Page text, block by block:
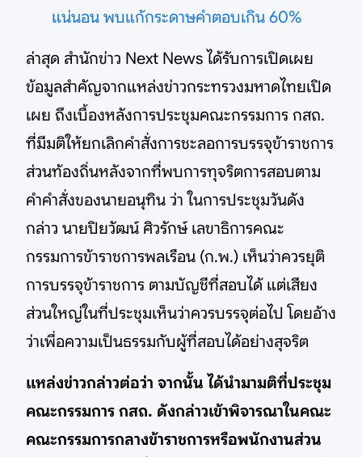
แน่นอน พบแก้กระดาษคำตอบเกิน 60%
ล่าสุด สำนักข่าว Next News ได้รับการเปิดเผย
ข้อมูลสำคัญจากแหล่งข่าวกระทรวงมหาดไทยเปิด
เผย ถึงเบื้องหลังการประชุมคณะกรรมการ กสถ.
ที่มีมติให้ยกเลิกคำสั่งการชะลอการบรรจุข้าราชการ
ส่วนท้องถิ่นหลังจากที่พบการทุจริตการสอบตาม
คำคำสั่งของนายอนุทิน ว่า ในการประชุมวันดัง
กล่าว นายปิยวัฒน์ ศิวรักษ์ เลขาธิการคณะ
กรรมการข้าราชการพลเรือน (ก.พ.) เห็นว่าควรยุติ
การบรรจุข้าราชการ ตามบัญชีที่สอบได้ แต่เสียง
ส่วนใหญ่ในที่ประชุมเห็นว่าควรบรรจุต่อไป โดยอ้าง
ว่าเพื่อความเป็นธรรมกับผู้ที่สอบได้อย่างสุจริต
แหล่งข่าวกล่าวต่อว่า จากนั้น ได้นำมามติที่ประชุม
คณะกรรมการ กสถ. ดังกล่าวเข้าพิจารณาในคณะ
คณะกรรมการกลางข้าราชการหรือพนักงานส่วน